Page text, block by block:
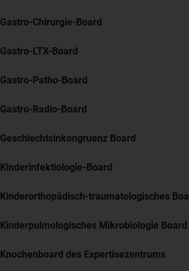
Gastro-Chirurgie-Board
Gastro-LTX-Board
Gastro-Patho-Board
Gastro-Radio-Board
Geschlechtsinkongruenz Board
Kinderinfektiologie-Board
Kinderorthopädisch-traumatologisches
Kinderpulmologisches Mikrobiologie Board
Knochenboard des Expertisezentrums